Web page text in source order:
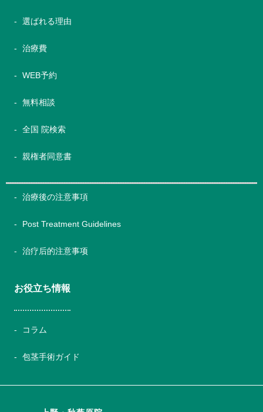
選ばれる理由
治療費
WEB予約
無料相談
全国 院検索
親権者同意書
治療後の注意事項
Post Treatment Guidelines
治疗后的注意事项
お役立ち情報
コラム
包茎手術ガイド